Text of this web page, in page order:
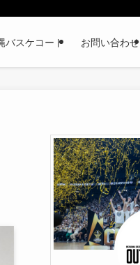
バスケコート お問い合わせ